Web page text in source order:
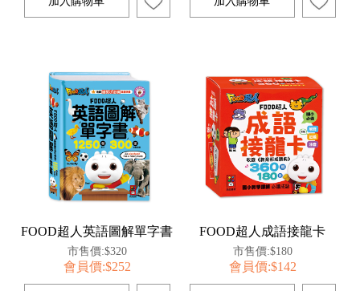
FOOD超人英語圖解單字書
市售價:$320
會員價:$252
FOOD超人成語接龍卡
市售價:$180
會員價:$142